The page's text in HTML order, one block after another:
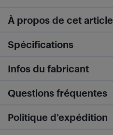
À propos de cet article
Spécifications
Infos du fabricant
Questions fréquentes
Politique d’expédition